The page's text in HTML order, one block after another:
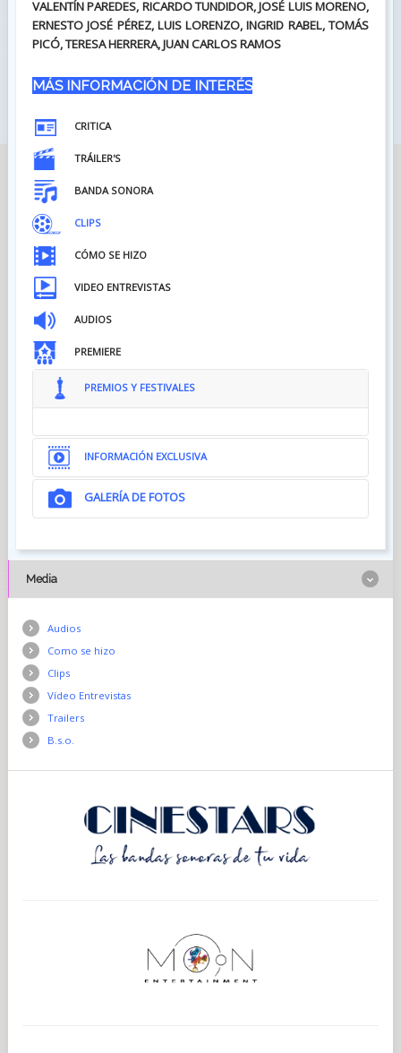
VALENTÍN PAREDES, RICARDO TUNDIDOR, JOSÉ LUIS MORENO,
ERNESTO JOSÉ PÉREZ, LUIS LORENZO, INGRID RABEL, TOMÁS
PICÓ, TERESA HERRERA, JUAN CARLOS RAMOS
MÁS INFORMACIÓN DE INTERÉS
CRITICA
TRÁILER'S
BANDA SONORA
CLIPS
CÓMO SE HIZO
VIDEO ENTREVISTAS
AUDIOS
PREMIERE
PREMIOS Y FESTIVALES
INFORMACIÓN EXCLUSIVA
GALERÍA DE FOTOS
Media
Audios
Como se hizo
Clips
Vídeo Entrevistas
Trailers
B.s.o.